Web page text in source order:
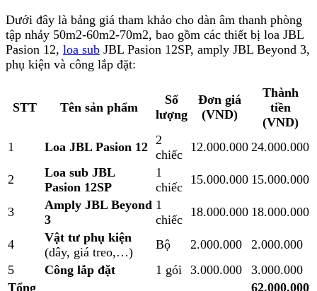
Dưới đây là bảng giá tham khảo cho dàn âm thanh phòng
tập nhảy 50m2-60m2-70m2, bao gồm các thiết bị loa JBL
Pasion 12, loa sub JBL Pasion 12SP, amply JBL Beyond 3,
phụ kiện và công lắp đặt:
STT Tên sản phẩm
Số
lượng
Đơn giá
(VND)
Thành
tiền
(VND)
1
Loa JBL Pasion 12 2
chiếc
12.000.000 24.000.000
2
Loa sub JBL
Pasion 12SP
1
chiếc
15.000.000 15.000.000
3
Amply JBL Beyond
3
1
chiếc
18.000.000 18.000.000
4
Vật tư phụ kiện
(dây, giá treo,…)
Bộ 2.000.000
2.000.000
5
Công lắp đặt 1 gói 3.000.000
3.000.000
Tổng
62.000.000